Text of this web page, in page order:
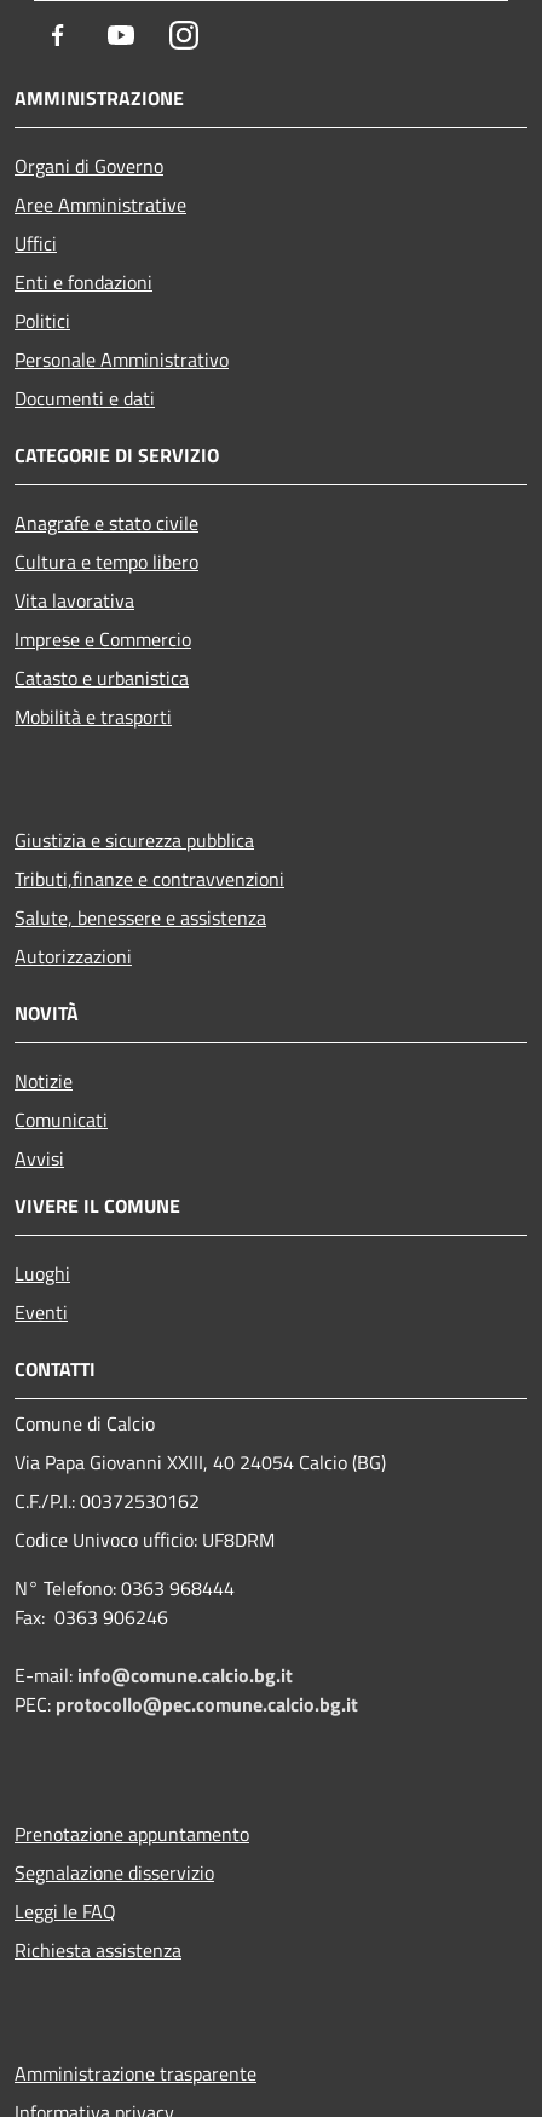
Facebook YoutubeInstagram
AMMINISTRAZIONE
Organi di Governo
Aree Amministrative
Uffici
Enti e fondazioni
Politici
Personale Amministrativo
Documenti e dati
CATEGORIE DI SERVIZIO
Anagrafe e stato civile
Cultura e tempo libero
Vita lavorativa
Imprese e Commercio
Catasto e urbanistica
Mobilità e trasporti
Giustizia e sicurezza pubblica
Tributi,finanze e contravvenzioni
Salute, benessere e assistenza
Autorizzazioni
NOVITÀ
Notizie
Comunicati
Avvisi
VIVERE IL COMUNE
Luoghi
Eventi
CONTATTI
Comune di Calcio
Via Papa Giovanni XXIII, 40 24054 Calcio (BG)
C.F./P.I.: 00372530162
Codice Univoco ufficio: UF8DRM
N° Telefono: 0363 968444
Fax: 0363 906246
E-mail: info@comune.calcio.bg.it
PEC: protocollo@pec.comune.calcio.bg.it
Prenotazione appuntamento
Segnalazione disservizio
Leggi le FAQ
Richiesta assistenza
Amministrazione trasparente